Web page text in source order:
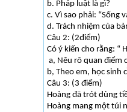
b. Pháp luật là gì?
c. Vì sao phải: “Sống
d. Trách nhiệm của
Câu 2: (2điểm)
Có ý kiến cho rằng: “
a, Nêu rõ quan điểm
b, Theo em, học sinh
Câu 3: (3 điểm)
Hoàng đã trót dùng
Hoàng mang một túi